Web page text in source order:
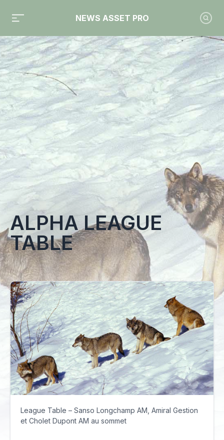
NEWS ASSET PRO
Toute l'actualité sur le tag "Alpha League Table"
ALPHA LEAGUE
TABLE
League Table – Sanso Longchamp AM, Amiral Gestion
et Cholet Dupont AM au sommet